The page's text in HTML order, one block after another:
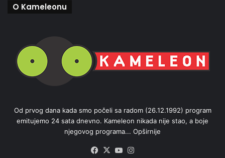
O Kameleonu
Od prvog dana kada smo počeli sa radom (26.12.1992) program
emitujemo 24 sata dnevno. Kameleon nikada nije stao, a boje
njegovog programa... Opširnije
Facebook
X YouTube